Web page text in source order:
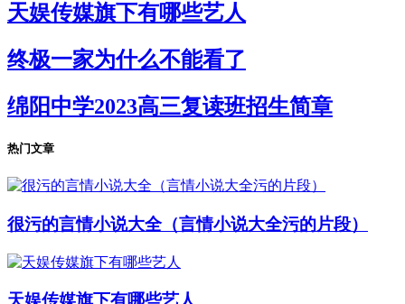
天娱传媒旗下有哪些艺人
终极一家为什么不能看了
绵阳中学2023高三复读班招生简章
热门文章
很污的言情小说大全（言情小说大全污的片段）